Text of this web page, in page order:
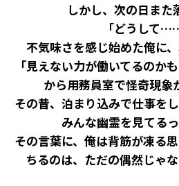
しかし、次の日――また
「どうして
不気味さを感じ始めた俺に
「見えない力が働いてるのか
から用務員室で怪奇現象
その昔、泊まり込みで仕事を
みんな幽霊を見てるっ
その言葉に、俺は背筋が凍る
ちるのは、ただの偶然じゃな